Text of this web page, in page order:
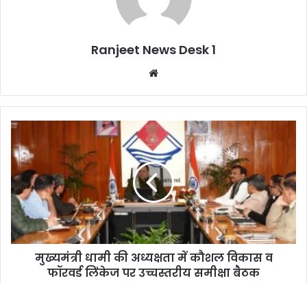
Ranjeet News Desk 1
te
मुख्यमंत्री धामी की अध्यक्षता में कौशल विकास व
फॉरवर्ड लिंकेज पर उच्चस्तरीय समीक्षा बैठक